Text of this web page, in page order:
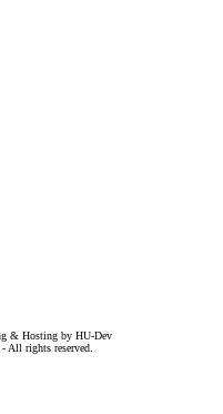
& Hosting by HU-Dev
- All rights reserved.